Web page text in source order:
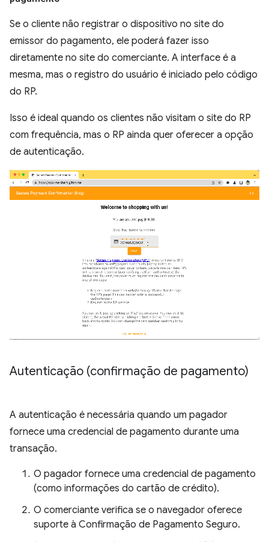
Se o cliente não registrar o dispositivo no site do
emissor do pagamento, ele poderá fazer isso
diretamente no site do comerciante. A interface é a
mesma, mas o registro do usuário é iniciado pelo código
do RP.
Isso é ideal quando os clientes não visitam o site do RP
com frequência, mas o RP ainda quer oferecer a opção
de autenticação.
Autenticação (confirmação de pagamento)
A autenticação é necessária quando um pagador
fornece uma credencial de pagamento durante uma
transação.
O pagador fornece uma credencial de pagamento
(como informações do cartão de crédito).
O comerciante verifica se o navegador oferece
suporte à Confirmação de Pagamento Seguro.